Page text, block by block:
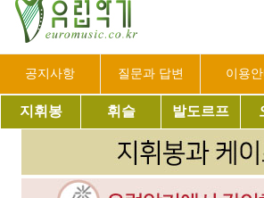
공지사항 질문과 답변 이용안
지휘봉 휘슬 발도르프